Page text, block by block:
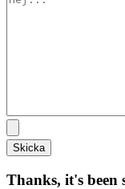
Thanks, it's been